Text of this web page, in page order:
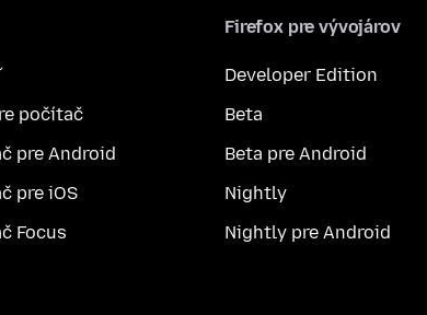
počítač
pre Android
pre iOS
Focus
Firefox pre vývojárov
Developer Edition
Beta
Beta pre Android
Nightly
Nightly pre Android